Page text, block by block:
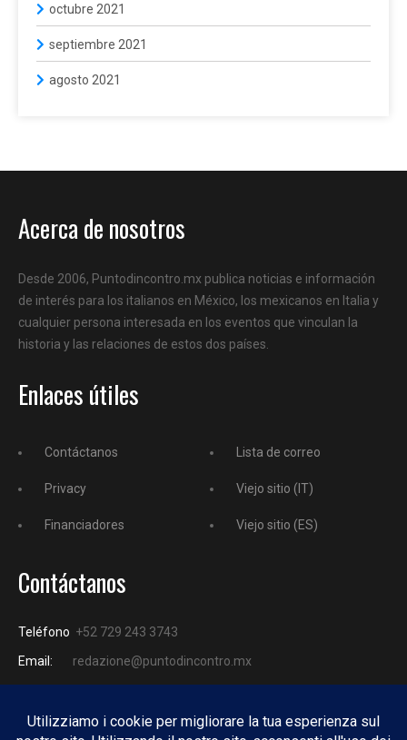
octubre 2021
septiembre 2021
agosto 2021
Acerca de nosotros
Desde 2006, Puntodincontro.mx publica noticias e información
de interés para los italianos en México, los mexicanos en Italia y
cualquier persona interesada en los eventos que vinculan la
historia y las relaciones de estos dos países.
Enlaces útiles
Contáctanos
Privacy
Financiadores
Lista de correo
Viejo sitio (IT)
Viejo sitio (ES)
Contáctanos
Teléfono +52 729 243 3743
Email:
redazione@puntodincontro.mx
PUNTODINCONTRO